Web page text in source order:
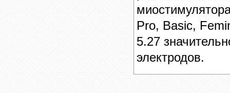
Pro, Basic,
5.27
электродов.